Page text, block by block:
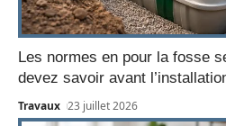
Les normes en pour la fosse
devez savoir avant
Travaux 23 juillet 2026